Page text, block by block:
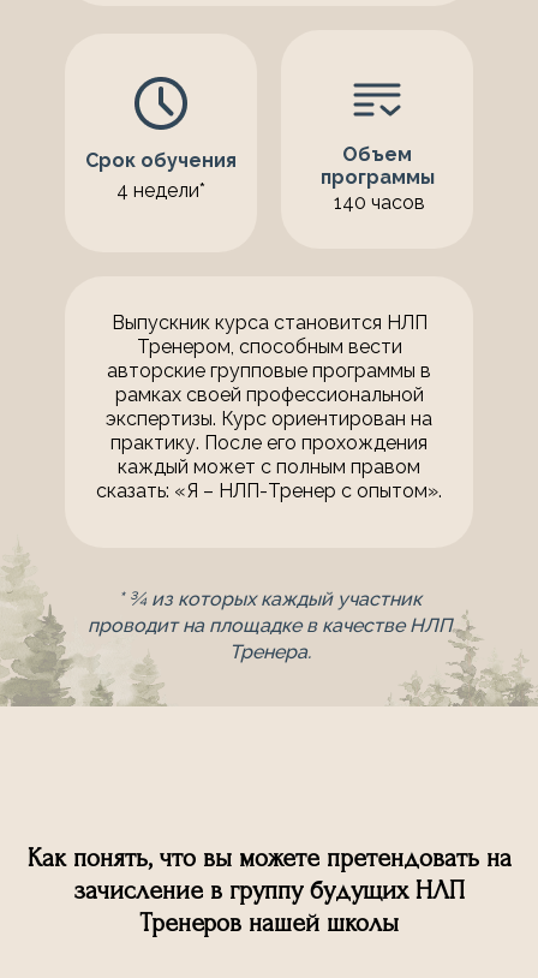
Объем
программы
140 часов
Срок обучения
4 недели*
Выпускник курса становится НЛП
Тренером, способным вести
авторские групповые программы в
рамках своей профессиональной
экспертизы. Курс ориентирован на
практику. После его прохождения
каждый может с полным правом
сказать: «Я – НЛП-Тренер с опытом».
* ¾ из которых каждый участник
проводит на площадке в качестве НЛП
Тренера.
Как понять, что вы можете претендовать на
зачисление в группу будущих НЛП
Тренеров нашей школы